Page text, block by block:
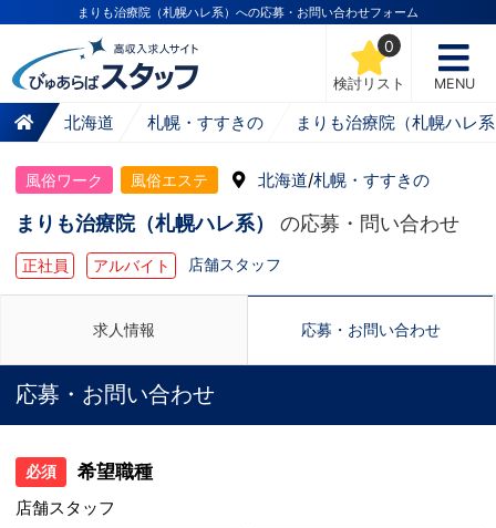
まりも治療院（札幌ハレ系）への応募・お問い合わせフォーム
検討リスト
0
MENU
北海道 札幌・すすきの まりも治療院（札幌ハレ
風俗ワーク 風俗エステ 北海道/札幌・すすきの
まりも治療院（札幌ハレ系） の応募・問い合わせ
正社員 アルバイト 店舗スタッフ
求人情報 応募・お問い合わせ
応募・お問い合わせ
必須 希望職種
店舗スタッフ